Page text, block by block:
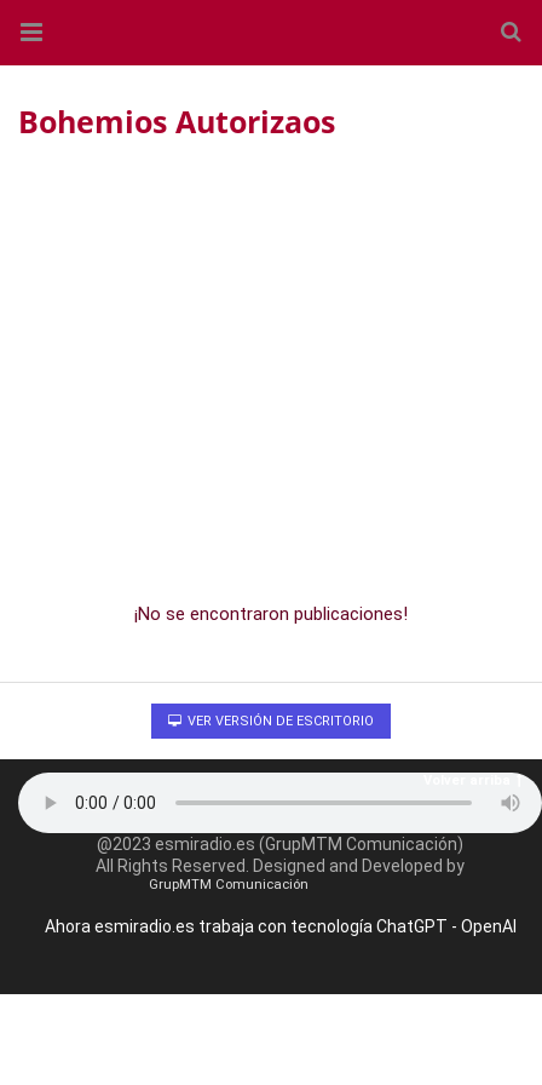
Bohemios Autorizaos
¡No se encontraron publicaciones!
VER VERSIÓN DE ESCRITORIO
@2023 esmiradio.es (GrupMTM Comunicación)
All Rights Reserved. Designed and Developed by
GrupMTM Comunicación
Ahora esmiradio.es trabaja con tecnología ChatGPT - OpenAI